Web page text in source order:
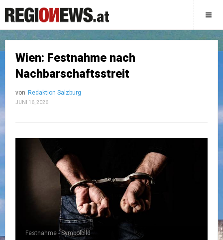
Wien: Festnahme nach
Nachbarschaftsstreit
von Redaktion Salzburg
JUNI 16, 2026
Festnahme - Symbolbild